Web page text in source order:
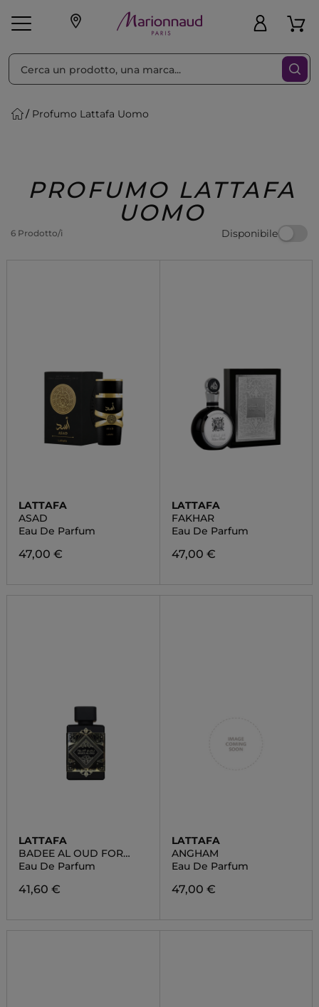
Make-up Profumi
Regalo
Profumo Lattafa Uomo
PROFUMO LATTAFA
UOMO
6 Prodotto/i Disponibile
Ordina per Filtra
LATTAFA
ASAD
Eau De Parfum
47,00 €
LATTAFA
FAKHAR
Eau De Parfum
47,00 €
LATTAFA
BADEE AL OUD FOR
GLORY
Eau De Parfum
41,60 €
LATTAFA
ANGHAM
Eau De Parfum
47,00 €